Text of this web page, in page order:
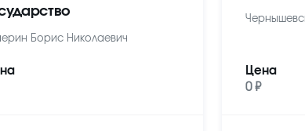
Борис Николаевич
Цена
0 ₽